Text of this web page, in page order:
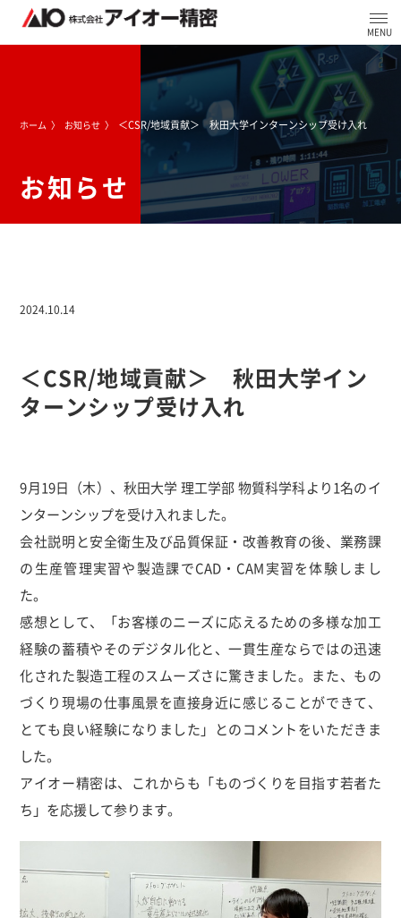
ホーム お知らせ ＜CSR/地域貢献＞ 秋田大学インターンシップ受け入れ
お知らせ
2024.10.14
＜CSR/地域貢献＞ 秋田大学イン
ターンシップ受け入れ
9月19日（木）、秋田大学 理工学部 物質科学科より1名のイ
ンターンシップを受け入れました。
会社説明と安全衛生及び品質保証・改善教育の後、業務課
の生産管理実習や製造課でCAD・CAM実習を体験しまし
た。
感想として、「お客様のニーズに応えるための多様な加工
経験の蓄積やそのデジタル化と、一貫生産ならではの迅速
化された製造工程のスムーズさに驚きました。また、もの
づくり現場の仕事風景を直接身近に感じることができて、
とても良い経験になりました」とのコメントをいただきま
した。
アイオー精密は、これからも「ものづくりを目指す若者た
ち」を応援して参ります。